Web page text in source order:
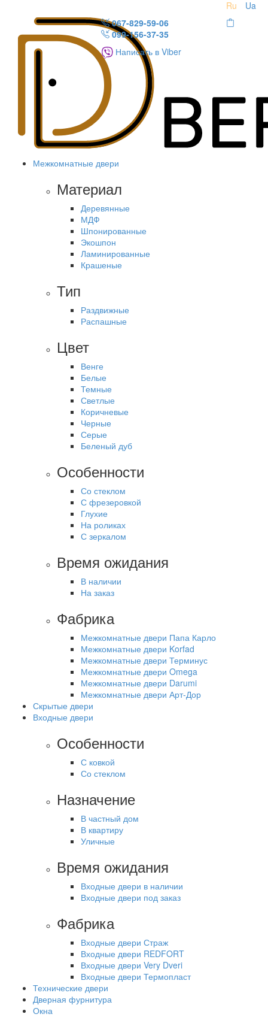
Ru
Ua
067-829-59-06
099-156-37-35
Написать в Viber
Межкомнатные двери
Материал
Деревянные
МДФ
Шпонированные
Экошпон
Ламинированные
Крашеные
Тип
Раздвижные
Распашные
Цвет
Венге
Белые
Темные
Светлые
Коричневые
Черные
Серые
Беленый дуб
Особенности
Со стеклом
С фрезеровкой
Глухие
На роликах
С зеркалом
Время ожидания
В наличии
На заказ
Фабрика
Межкомнатные двери Папа Карло
Межкомнатные двери Korfad
Межкомнатные двери Терминус
Межкомнатные двери Omega
Межкомнатные двери Darumi
Межкомнатные двери Арт-Дор
Скрытые двери
Входные двери
Особенности
С ковкой
Со стеклом
Назначение
В частный дом
В квартиру
Уличные
Время ожидания
Входные двери в наличии
Входные двери под заказ
Фабрика
Входные двери Страж
Входные двери REDFORT
Входные двери Very Dveri
Входные двери Термопласт
Технические двери
Дверная фурнитура
Окна